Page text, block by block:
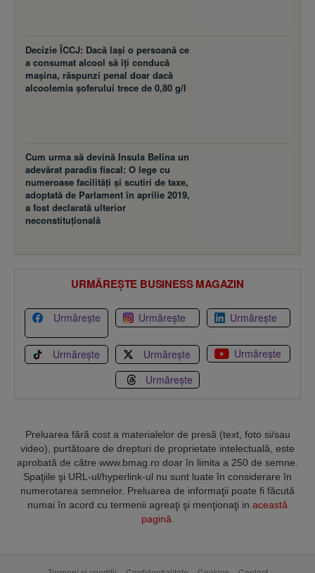
Decizie ÎCCJ: Dacă laşi o persoană ce
a consumat alcool să îţi conducă
maşina, răspunzi penal doar dacă
alcoolemia şoferului trece de 0,80 g/l
Cum urma să devină Insula Belina un
adevărat paradis fiscal: O lege cu
numeroase facilităţi şi scutiri de taxe,
adoptată de Parlament în aprilie 2019,
a fost declarată ulterior
neconstituţională
URMĂREȘTE BUSINESS MAGAZIN
Urmărește Urmărește Urmărește
Urmărește Urmărește
Urmărește
Urmărește
Preluarea fără cost a materialelor de presă (text, foto si/sau
video), purtătoare de drepturi de proprietate intelectuală, este
aprobată de către www.bmag.ro doar în limita a 250 de semne.
Spaţiile şi URL-ul/hyperlink-ul nu sunt luate în considerare în
numerotarea semnelor. Preluarea de informaţii poate fi făcută
numai în acord cu termenii agreaţi şi menţionaţi in această
pagină